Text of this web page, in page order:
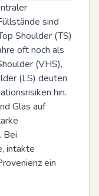
sind
Shoulder (TS)
oft noch als
(VHS),
(LS) deuten
hin.
Glas auf
Bei
intakte
ein